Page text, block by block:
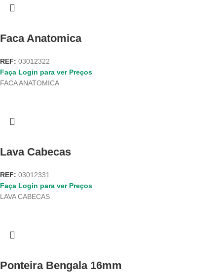
Faca Anatomica
REF: 03012322
Faça Login para ver Preços
FACA ANATOMICA
Lava Cabecas
REF: 03012331
Faça Login para ver Preços
LAVA CABECAS
Ponteira Bengala 16mm